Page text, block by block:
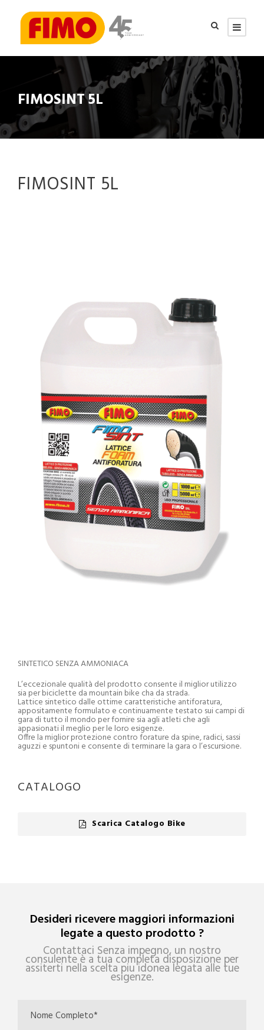
FIMOSINT 5L
FIMOSINT 5L
SINTETICO SENZA AMMONIACA
L’eccezionale qualità del prodotto consente il miglior utilizzo
sia per biciclette da mountain bike cha da strada.
Lattice sintetico dalle ottime caratteristiche antiforatura,
appositamente formulato e continuamente testato sui campi di
gara di tutto il mondo per fornire sia agli atleti che agli
appasionati il meglio per le loro esigenze.
Offre la miglior protezione contro forature da spine, radici, sassi
aguzzi e spuntoni e consente di terminare la gara o l’escursione.
CATALOGO
Scarica Catalogo Bike
Desideri ricevere maggiori informazioni
legate a questo prodotto ?
Contattaci Senza impegno, un nostro
consulente è a tua completa disposizione per
assiterti nella scelta piu idonea legata alle tue
esigenze.